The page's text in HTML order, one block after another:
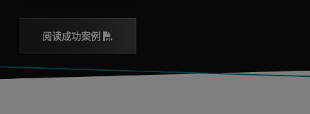
阅读成功案例